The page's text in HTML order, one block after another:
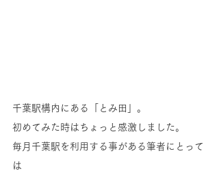
千葉駅構内にある「とみ田」。
初めてみた時はちょっと感激しました。
毎月千葉駅を利用する事がある筆者にとって
は